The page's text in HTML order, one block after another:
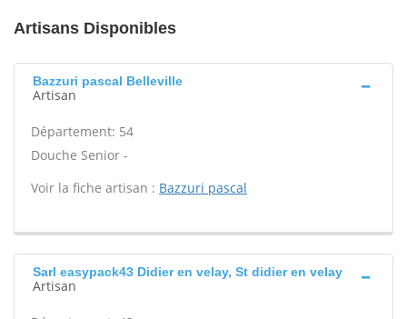
Artisans Disponibles
Bazzuri pascal Belleville
Artisan
Département: 54
Douche Senior -
Voir la fiche artisan : Bazzuri pascal
Sarl easypack43 Didier en velay, St didier en velay
Artisan